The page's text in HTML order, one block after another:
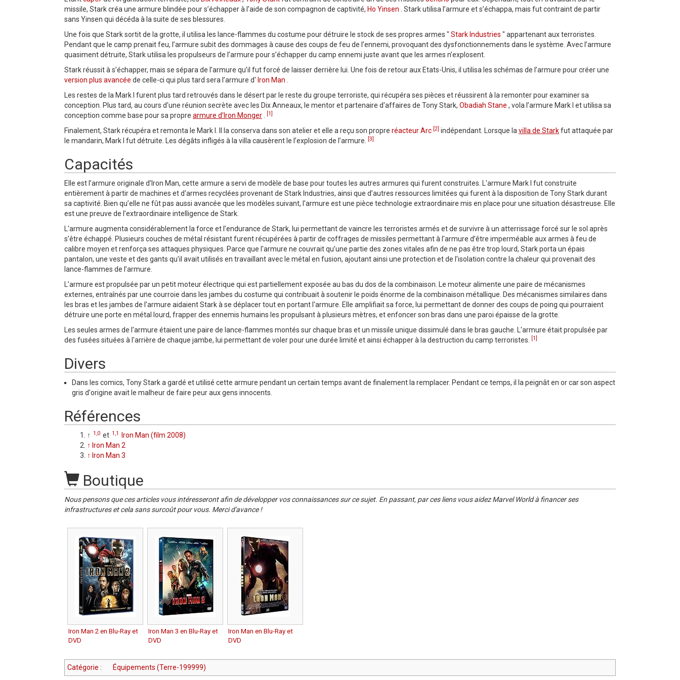
missile, Stark créa une armure blindée pour s’échapper à l'aide de son compagnon de captivité, Ho Yinsen . Stark utilisa l’armure et s’échappa, mais fut contraint de partir
sans Yinsen qui décéda à la suite de ses blessures.
Une fois que Stark sortit de la grotte, il utilisa les lance-flammes du costume pour détruire le stock de ses propres armes " Stark Industries " appartenant aux terroristes.
Pendant que le camp prenait feu, l’armure subit des dommages à cause des coups de feu de l’ennemi, provoquant des dysfonctionnements dans le système. Avec l’armure
quasiment détruite, Stark utilisa les propulseurs de l’armure pour s’échapper du camp ennemi juste avant que les armes n’explosent.
Stark réussit à s’échapper, mais se sépara de l’armure qu’il fut forcé de laisser derrière lui. Une fois de retour aux Etats-Unis, il utilisa les schémas de l’armure pour créer une
version plus avancée de celle-ci qui plus tard sera l’armure d' Iron Man
Les restes de la Mark I furent plus tard retrouvés dans le désert par le reste du groupe terroriste, qui récupéra ses pièces et réussirent à la remonter pour examiner sa
conception. Plus tard, au cours d'une réunion secrète avec les Dix Anneaux, le mentor et partenaire d'affaires de Tony Stark, Obadiah Stane , vola l’armure Mark I et utilisa sa
conception comme base pour sa propre armure d’Iron Monger [1]
Finalement, Stark récupéra et remonta le Mark I. Il la conserva dans son atelier et elle a reçu son propre réacteur Arc [2] indépendant. Lorsque la villa de Starkfut attaquée par
le mandarin, Mark I fut détruite. Les dégâts infligés à la villa causèrent le l’explosion de l’armure.
[3]
Capacités
Elle est l’armure originale d’Iron Man, cette armure a servi de modèle de base pour toutes les autres armures qui furent construites. L'armure Mark I fut construite
entièrement à partir de machines et d'armes recyclées provenant de Stark Industries, ainsi que d’autres ressources limitées qui furent à la disposition de Tony Stark durant
sa captivité. Bien qu’elle ne fût pas aussi avancée que les modèles suivant, l'armure est une pièce technologie extraordinaire mis en place pour une situation désastreuse. Elle
est une preuve de l’extraordinaire intelligence de Stark.
L'armure augmenta considérablement la force et l’endurance de Stark, lui permettant de vaincre les terroristes armés et de survivre à un atterrissage forcé sur le sol après
s’être échappé. Plusieurs couches de métal résistant furent récupérées à partir de coffrages de missiles permettant à l'armure d’être imperméable aux armes à feu de
calibre moyen et renforça ses attaques physiques. Parce que l'armure ne couvrait qu’une partie des zones vitales afin de ne pas être trop lourd, Stark porta un épais
pantalon, une veste et des gants qu'il avait utilisés en travaillant avec le métal en fusion, ajoutant ainsi une protection et de l’isolation contre la chaleur qui provenait des
lance-flammes de l’armure.
L’armure est propulsée par un petit moteur électrique qui est partiellement exposée au bas du dos de la combinaison. Le moteur alimente une paire de mécanismes
externes, entraînés par une courroie dans les jambes du costume qui contribuait à soutenir le poids énorme de la combinaison métallique. Des mécanismes similaires dans
les bras et les jambes de l’armure aidaient Stark à se déplacer tout en portant l'armure. Elle amplifiait sa force, lui permettant de donner des coups de poing qui pourraient
détruire une porte en métal lourd, frapper des ennemis humains les propulsant à plusieurs mètres, et enfoncer son bras dans une paroi épaisse de la grotte.
Les seules armes de l'armure étaient une paire de lance-flammes montés sur chaque bras et un missile unique dissimulé dans le bras gauche. L'armure était propulsée par
des fusées situées à l'arrière de chaque jambe, lui permettant de voler pour une durée limité et ainsi échapper à la destruction du camp terroristes.
[1]
Divers
Dans les comics, Tony Stark a gardé et utilisé cette armure pendant un certain temps avant de finalement la remplacer. Pendant ce temps, il la peignât en or car son aspect
gris d'origine avait le malheur de faire peur aux gens innocents.
Références
↑ 1,0 et 1,1
Iron Man (film 2008)
↑ Iron Man 2
↑ Iron Man 3
Boutique
Nous pensons que ces articles vous intéresseront afin de développer vos connaissances sur ce sujet. En passant, par ces liens vous aidez Marvel World à financer ses
infrastructures et cela sans surcoût pour vous. Merci d'avance !
Iron Man 2 en Blu-Ray et
DVD
Iron Man 3 en Blu-Ray et
DVD
Iron Man en Blu-Ray et
DVD
Catégorie : Équipements (Terre-199999)